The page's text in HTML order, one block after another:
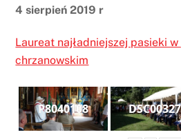
4 sierpień 2019 r
Laureat najładniejszej pasieki
chrzanowskim
P8040108 DSC00327